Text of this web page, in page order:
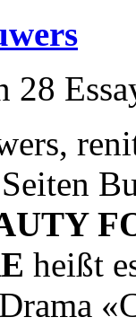
28
heißt
Drama